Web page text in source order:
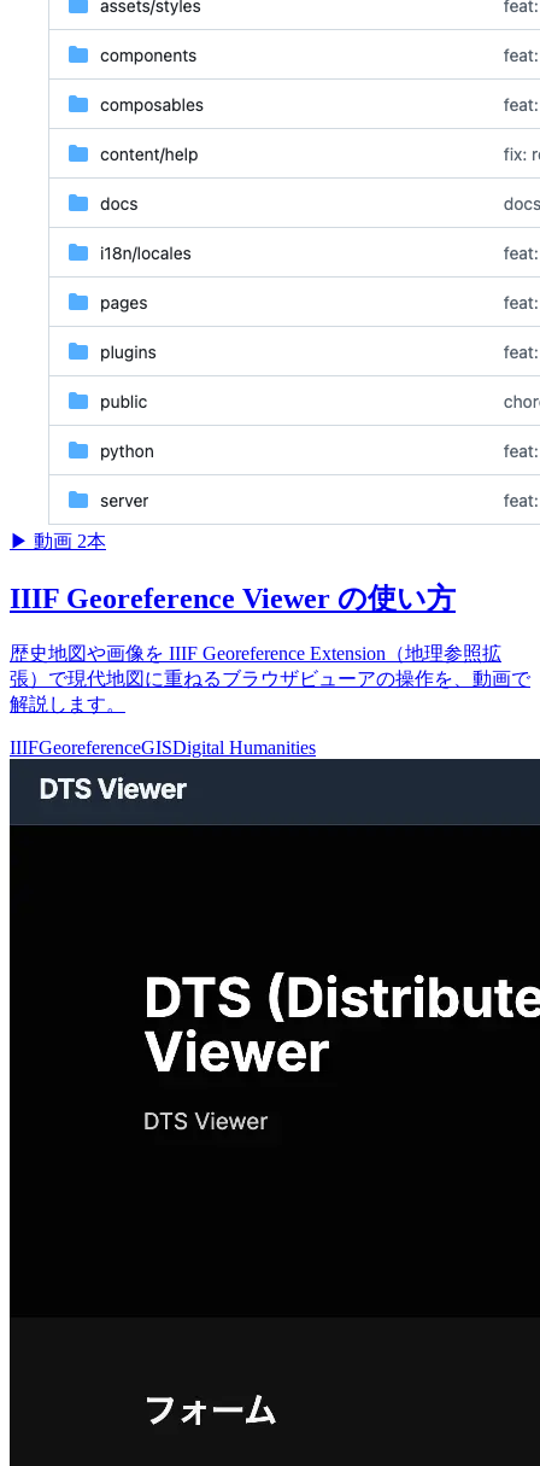
▶ 動画 2本
IIIF Georeference Viewer の使い方
歴史地図や画像を IIIF Georeference Extension（地理参照拡
張）で現代地図に重ねるブラウザビューアの操作を、動画で
解説します。
IIIFGeoreferenceGISDigital Humanities